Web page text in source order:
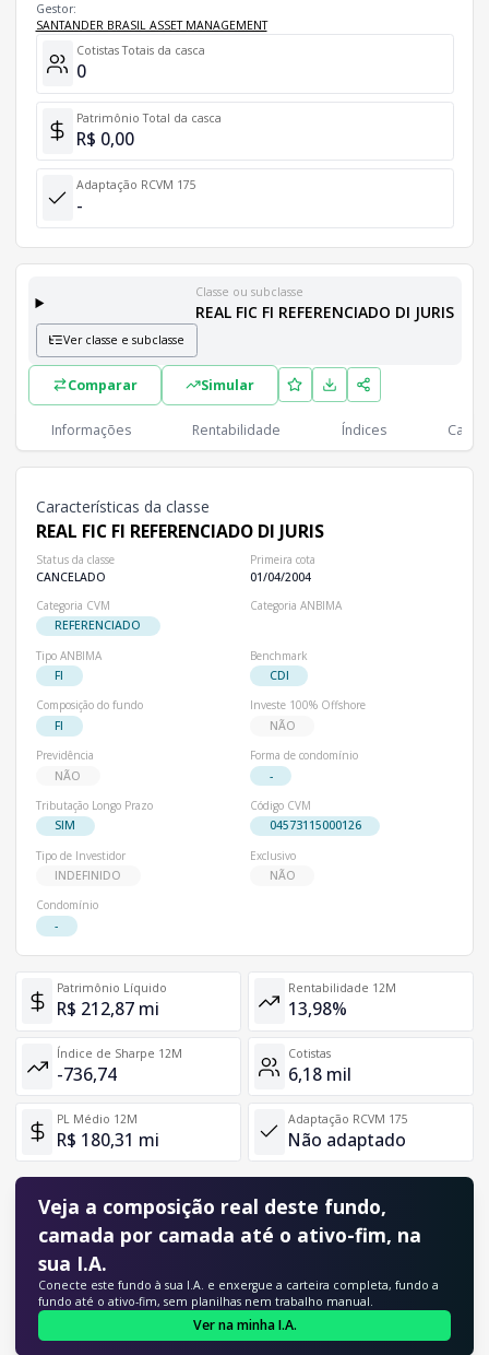
Gestor:
SANTANDER BRASIL ASSET MANAGEMENT
Cotistas Totais da casca
0
Patrimônio Total da casca
R$ 0,00
Adaptação RCVM 175
-
Classes e Subclasses do Fundo
Lista completa de classes e subclasses disponíveis, incluindo
Classes
PLCotistas
Classe
REAL FIC FI REFERENCIADO DI JURIS R$ 0,00 0
Classe ou subclasse
REAL FIC FI REFERENCIADO DI JURIS
Ver classe e subclasse
Comparar Simular
Informações Rentabilidade Índices
Características da classe
REAL FIC FI REFERENCIADO DI JURIS
Status da classe
CANCELADO
Primeira cota
01/04/2004
Categoria CVM
REFERENCIADO
Categoria ANBIMA
Tipo ANBIMA
FI
Benchmark
CDI
Composição do fundo
FI
Investe 100% Offshore
NÃO
Previdência
NÃO
Forma de condomínio
-
Tributação Longo Prazo
SIM
Código CVM
04573115000126
Tipo de Investidor
INDEFINIDO
Exclusivo
NÃO
Condomínio
-
Patrimônio Líquido
R$ 212,87 mi
Rentabilidade 12M
13,98%
Índice de Sharpe 12M
-736,74
Cotistas
6,18 mil
PL Médio 12M
R$ 180,31 mi
Adaptação RCVM 175
Não adaptado
Veja a composição real deste fundo,
camada por camada até o ativo-fim, na
sua I.A.
Conecte este fundo à sua I.A. e enxergue a carteira completa, fundo a
fundo até o ativo-fim, sem planilhas nem trabalho manual.
Ver na minha I.A.